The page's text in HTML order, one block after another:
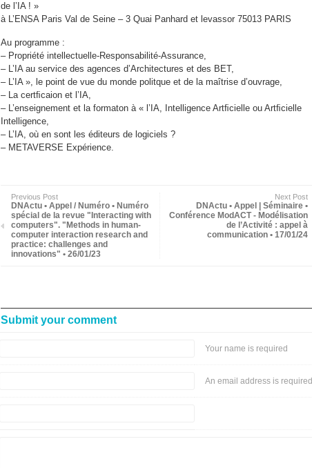
de l’IA ! »
à L’ENSA Paris Val de Seine – 3 Quai Panhard et levassor 75013 PARIS
Au programme :
– Propriété intellectuelle-Responsabilité-Assurance,
– L’IA au service des agences d’Architectures et des BET,
– L’IA », le point de vue du monde politque et de la maîtrise d’ouvrage,
– La certﬁcaion et l’IA,
– L’enseignement et la formaton à « l’IA, Intelligence Artﬁcielle ou Artﬁcielle
Intelligence,
– L’IA, où en sont les éditeurs de logiciels ?
– METAVERSE Expérience.
Previous Post
DNActu • Appel / Numéro • Numéro
spécial de la revue "Interacting with
computers". "Methods in human-
computer interaction research and
practice: challenges and
innovations" • 26/01/23
Next Post
DNActu • Appel | Séminaire •
Conférence ModACT - Modélisation
de l’Activité : appel à
communication • 17/01/24
Submit your comment
Your name is required
An email address is required